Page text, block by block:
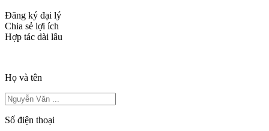
Đăng ký đại lý
Chia sẻ lợi ích
Hợp tác dài lâu
Họ và tên
Số điện thoại